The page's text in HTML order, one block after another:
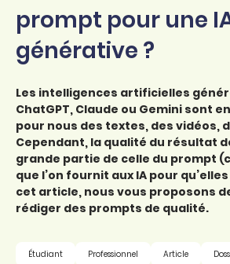
prompt pour une
générative ?
Les intelligences artificielles
ChatGPT, Claude ou Gemini sont
pour nous des textes, des vidéos,
Cependant, la qualité du résultat
grande partie de celle du prompt
que l’on fournit aux IA pour
cet article, nous vous proposons
rédiger des prompts de qualité.
Étudiant Professionnel Article